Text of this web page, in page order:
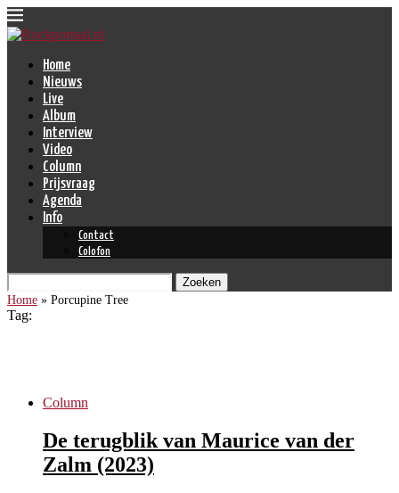
Home
Nieuws
Live
Album
Interview
Video
Column
Prijsvraag
Agenda
Info
Contact
Colofon
Zoeken
Home » Porcupine Tree
Tag:
Column
De terugblik van Maurice van der
Zalm (2023)